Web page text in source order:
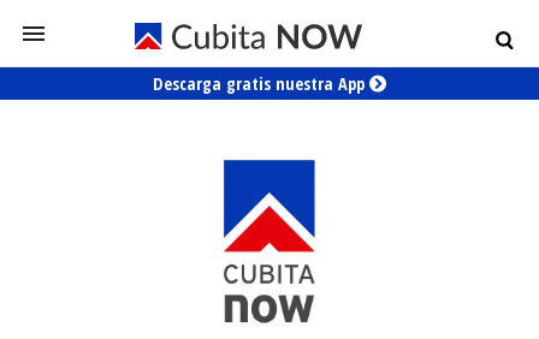
Descarga gratis nuestra App